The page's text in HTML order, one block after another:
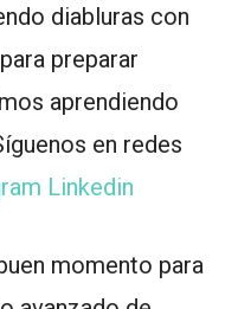
diabluras con
preparar
aprendiendo
en redes
Linkedin
momento para